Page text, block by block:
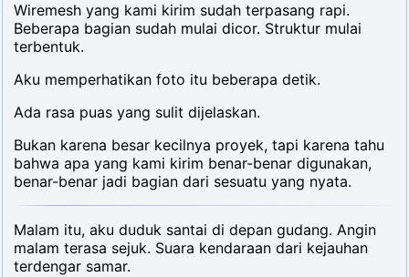
Wiremesh yang kami kirim sudah terpasang rapi.
Beberapa bagian sudah mulai dicor. Struktur mulai
terbentuk.
Aku memperhatikan foto itu beberapa detik.
Ada rasa puas yang sulit dijelaskan.
Bukan karena besar kecilnya proyek, tapi karena tahu
bahwa apa yang kami kirim benar-benar digunakan,
benar-benar jadi bagian dari sesuatu yang nyata.
Malam itu, aku duduk santai di depan gudang. Angin
malam terasa sejuk. Suara kendaraan dari kejauhan
terdengar samar.